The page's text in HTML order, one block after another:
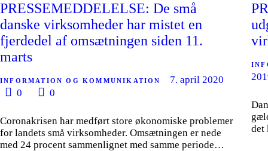
PRESSEMEDDELELSE: De små
danske virksomheder har mistet en
fjerdedel af omsætningen siden 11.
marts
INFORMATION OG KOMMUNIKATION
7. april 2020
0
0
Coronakrisen har medført store økonomiske problemer
for landets små virksomheder. Omsætningen er nede
med 24 procent sammenlignet med samme periode…
det